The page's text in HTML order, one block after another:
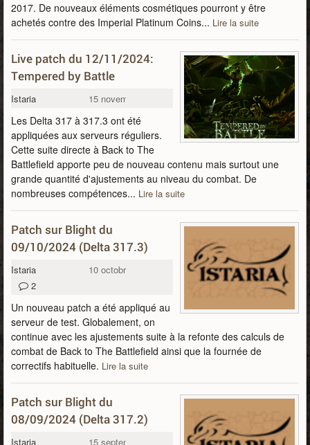
2017. De nouveaux éléments cosmétiques pourront y être
achetés contre des Imperial Platinum Coins... Lire la suite
Live patch du 12/11/2024:
Tempered by Battle
Istaria 15 novembre 2024
Les Delta 317 à 317.3 ont été
appliquées aux serveurs réguliers.
Cette suite directe à Back to The
Battlefield apporte peu de nouveau contenu mais surtout une
grande quantité d'ajustements au niveau du combat. De
nombreuses compétences... Lire la suite
Patch sur Blight du
09/10/2024 (Delta 317.3)
Istaria
10 octobre 2024
2
Un nouveau patch a été appliqué au
serveur de test. Globalement, on
continue avec les ajustements suite à la refonte des calculs de
combat de Back to The Battlefield ainsi que la fournée de
correctifs habituelle. Lire la suite
Patch sur Blight du
08/09/2024 (Delta 317.2)
Istaria 15 septembre 2024